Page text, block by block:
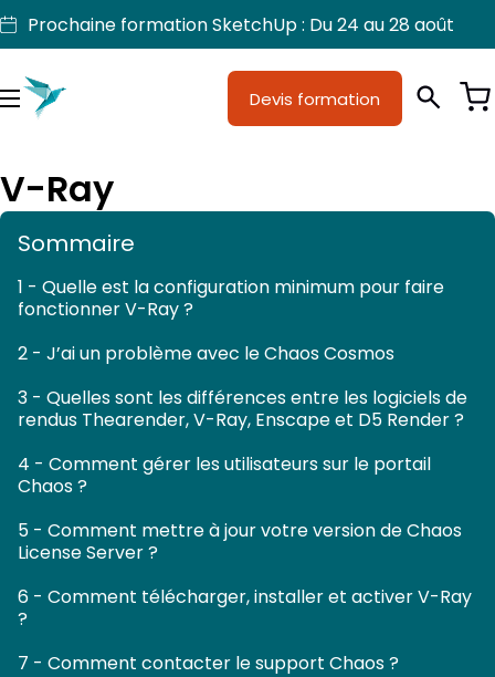
Aller
au
contenu
Prochaine formation SketchUp : Du 24 au 28 août
MenuJe suis
Licences SketchUp
Nos produits
Support
Devis formation
V-Ray
Sommaire
1 - Quelle est la configuration minimum pour faire
fonctionner V-Ray ?
2 - J’ai un problème avec le Chaos Cosmos
3 - Quelles sont les différences entre les logiciels de
rendus Thearender, V-Ray, Enscape et D5 Render ?
4 - Comment gérer les utilisateurs sur le portail
Chaos ?
5 - Comment mettre à jour votre version de Chaos
License Server ?
6 - Comment télécharger, installer et activer V-Ray
?
7 - Comment contacter le support Chaos ?